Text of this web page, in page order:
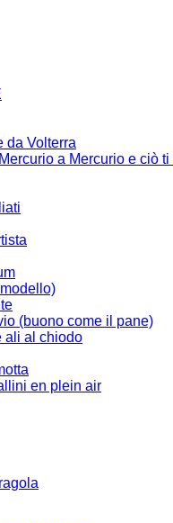
da Volterra
a Mercurio e ciò ti
(buono come il pane)
ali al chiodo
en plein air